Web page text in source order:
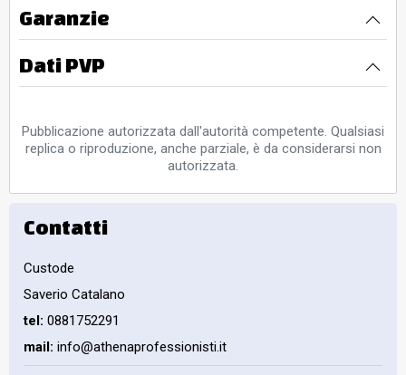
Garanzie
Dati PVP
Pubblicazione autorizzata dall'autorità competente. Qualsiasi
replica o riproduzione, anche parziale, è da considerarsi non
autorizzata.
Contatti
Custode
Saverio Catalano
tel: 0881752291
mail: info@athenaprofessionisti.it